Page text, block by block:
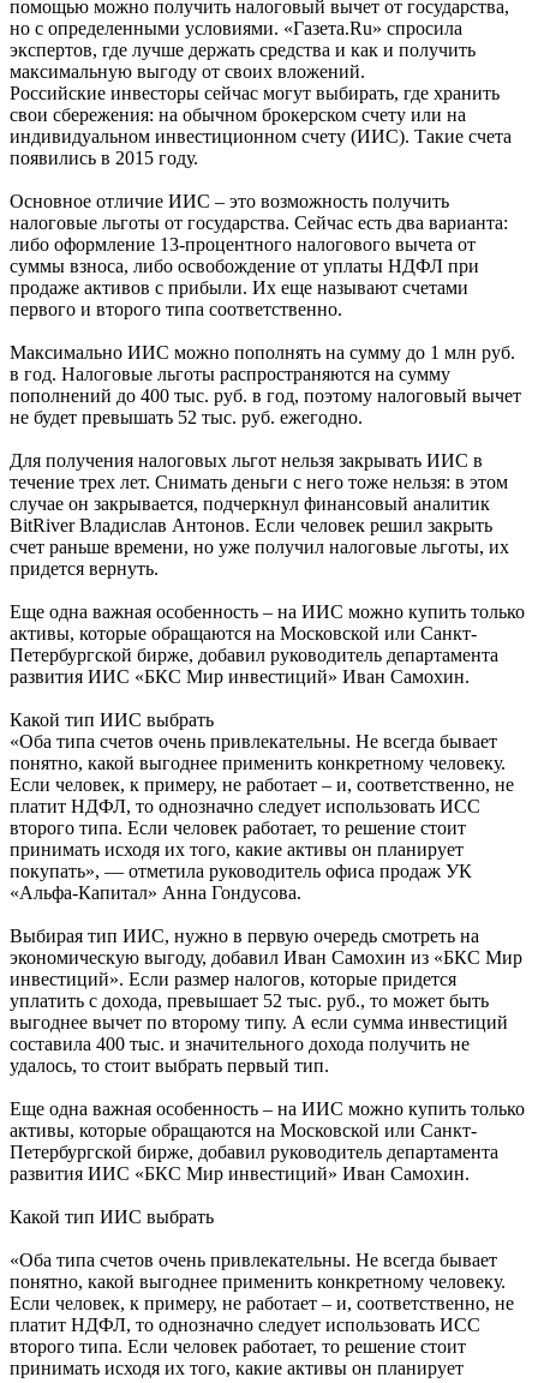
помощью можно получить налоговый вычет от государства,
но с определенными условиями. «Газета.Ru» спросила
экспертов, где лучше держать средства и как и получить
максимальную выгоду от своих вложений.
Российские инвесторы сейчас могут выбирать, где хранить
свои сбережения: на обычном брокерском счету или на
индивидуальном инвестиционном счету (ИИС). Такие счета
появились в 2015 году.
Основное отличие ИИС – это возможность получить
налоговые льготы от государства. Сейчас есть два варианта:
либо оформление 13-процентного налогового вычета от
суммы взноса, либо освобождение от уплаты НДФЛ при
продаже активов с прибыли. Их еще называют счетами
первого и второго типа соответственно.
Максимально ИИС можно пополнять на сумму до 1 млн руб.
в год. Налоговые льготы распространяются на сумму
пополнений до 400 тыс. руб. в год, поэтому налоговый вычет
не будет превышать 52 тыс. руб. ежегодно.
Для получения налоговых льгот нельзя закрывать ИИС в
течение трех лет. Снимать деньги с него тоже нельзя: в этом
случае он закрывается, подчеркнул финансовый аналитик
BitRiver Владислав Антонов. Если человек решил закрыть
счет раньше времени, но уже получил налоговые льготы, их
придется вернуть.
Еще одна важная особенность – на ИИС можно купить только
активы, которые обращаются на Московской или Санкт-
Петербургской бирже, добавил руководитель департамента
развития ИИС «БКС Мир инвестиций» Иван Самохин.
Какой тип ИИС выбрать
«Оба типа счетов очень привлекательны. Не всегда бывает
понятно, какой выгоднее применить конкретному человеку.
Если человек, к примеру, не работает – и, соответственно, не
платит НДФЛ, то однозначно следует использовать ИСС
второго типа. Если человек работает, то решение стоит
принимать исходя их того, какие активы он планирует
покупать», — отметила руководитель офиса продаж УК
«Альфа-Капитал» Анна Гондусова.
Выбирая тип ИИС, нужно в первую очередь смотреть на
экономическую выгоду, добавил Иван Самохин из «БКС Мир
инвестиций». Если размер налогов, которые придется
уплатить с дохода, превышает 52 тыс. руб., то может быть
выгоднее вычет по второму типу. А если сумма инвестиций
составила 400 тыс. и значительного дохода получить не
удалось, то стоит выбрать первый тип.
Еще одна важная особенность – на ИИС можно купить только
активы, которые обращаются на Московской или Санкт-
Петербургской бирже, добавил руководитель департамента
развития ИИС «БКС Мир инвестиций» Иван Самохин.
Какой тип ИИС выбрать
«Оба типа счетов очень привлекательны. Не всегда бывает
понятно, какой выгоднее применить конкретному человеку.
Если человек, к примеру, не работает – и, соответственно, не
платит НДФЛ, то однозначно следует использовать ИСС
второго типа. Если человек работает, то решение стоит
принимать исходя их того, какие активы он планирует